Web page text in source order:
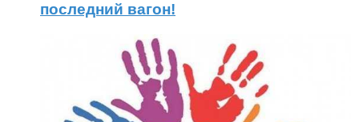
последний вагон!